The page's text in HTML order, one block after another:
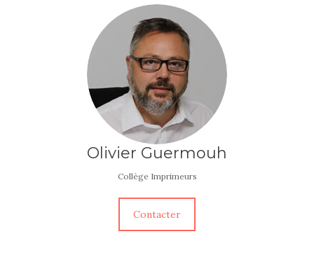
Olivier Guermouh
Collège Imprimeurs
Contacter